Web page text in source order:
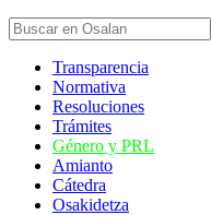
Transparencia
Normativa
Resoluciones
Trámites
Género y PRL
Amianto
Cátedra
Osakidetza